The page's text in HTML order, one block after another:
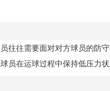
往往需要面对对方球员的防
员在运球过程中保持低压力